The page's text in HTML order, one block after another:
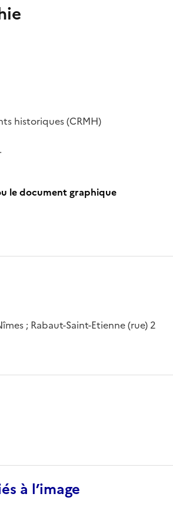
historiques (CRMH)
le document graphique
; Rabaut-Saint-Etienne (rue) 2
à l’image